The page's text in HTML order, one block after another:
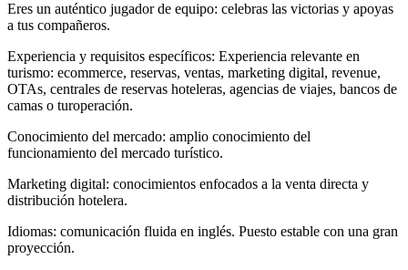
Eres un auténtico jugador de equipo: celebras las victorias y apoyas
a tus compañeros.
Experiencia y requisitos específicos: Experiencia relevante en
turismo: ecommerce, reservas, ventas, marketing digital, revenue,
OTAs, centrales de reservas hoteleras, agencias de viajes, bancos de
camas o turoperación.
Conocimiento del mercado: amplio conocimiento del
funcionamiento del mercado turístico.
Marketing digital: conocimientos enfocados a la venta directa y
distribución hotelera.
Idiomas: comunicación fluida en inglés. Puesto estable con una gran
proyección.